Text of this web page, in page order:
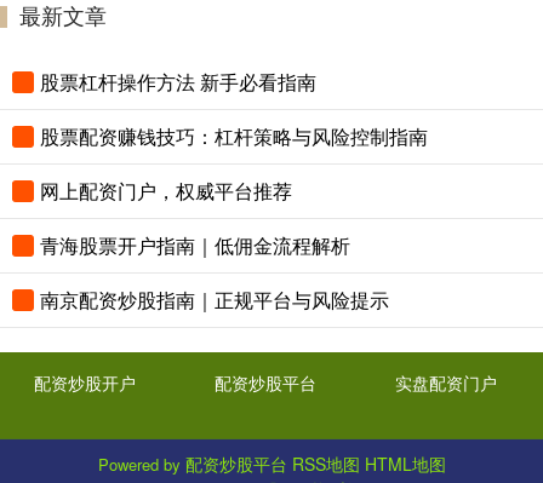
最新文章
股票杠杆操作方法 新手必看指南
股票配资赚钱技巧：杠杆策略与风险控制指南
网上配资门户，权威平台推荐
青海股票开户指南｜低佣金流程解析
南京配资炒股指南｜正规平台与风险提示
配资炒股开户 配资炒股平台 实盘配资门户
Powered by 配资炒股平台 RSS地图 HTML地图